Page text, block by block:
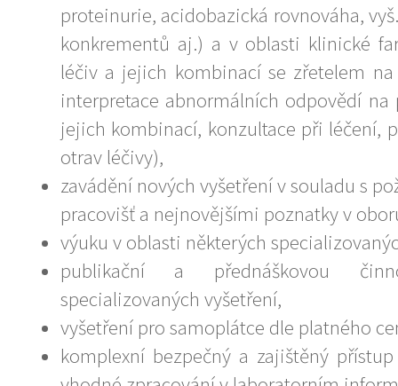
proteinurie, acidobazická rovnováha,
konkrementů aj.) a v oblasti klinické
léčiv a jejich kombinací se zřetelem
interpretace abnormálních odpovědí
jejich kombinací, konzultace při léčení,
otrav léčivy),
zavádění nových vyšetření v souladu s
pracovišť a nejnovějšími poznatky v
výuku v oblasti některých
publikační a přednáškovou
specializovaných vyšetření,
vyšetření pro samoplátce dle platného
komplexní bezpečný a zajištěný